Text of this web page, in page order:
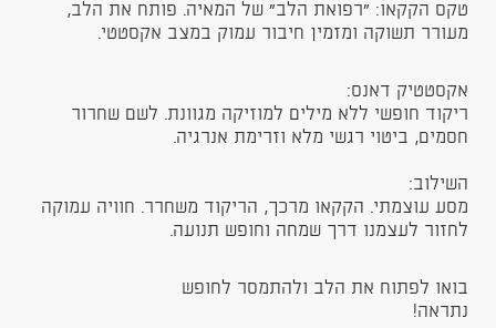
טקס הקקאו: "רפואת הלב" של המאיה. פותח את הלב,
מעורר תשוקה ומזמין חיבור עמוק במצב אקסטטי.
אקסטטיק דאנס:
ריקוד חופשי ללא מילים למוזיקה מגוונת. לשם שחרור
חסמים, ביטוי רגשי מלא וזרימת אנרגיה.
השילוב:
מסע עוצמתי. הקקאו מרכך, הריקוד משחרר. חוויה עמוקה
לחזור לעצמנו דרך שמחה וחופש תנועה.
בואו לפתוח את הלב ולהתמסר לחופש
נתראה!